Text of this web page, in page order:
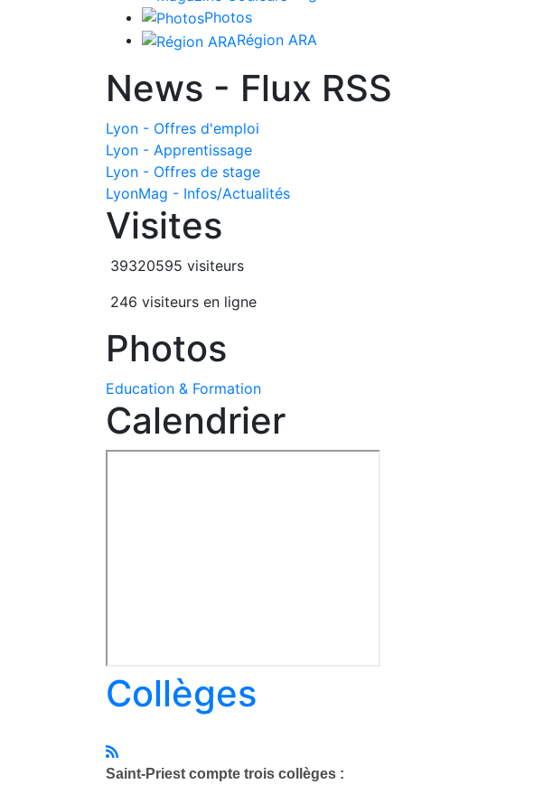
Photos
Région ARA
News - Flux RSS
Lyon - Offres d'emploi
Lyon - Apprentissage
Lyon - Offres de stage
LyonMag - Infos/Actualités
Visites
39320595 visiteurs
246 visiteurs en ligne
Photos
Education & Formation
Calendrier
Collèges
Saint-Priest compte trois collèges :